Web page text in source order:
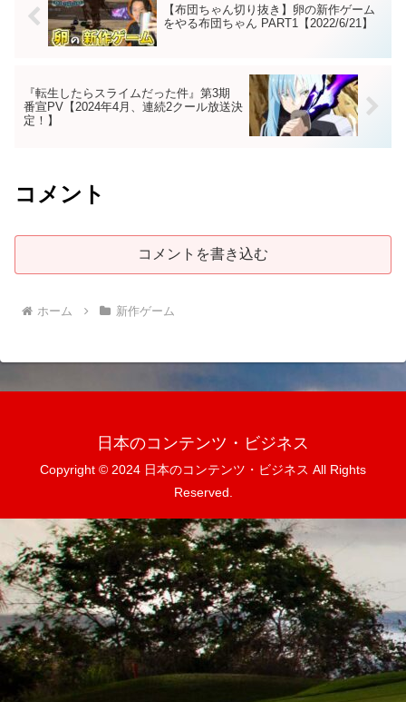
【布団ちゃん切り抜き】卵の新作ゲーム
をやる布団ちゃん PART1【2022/6/21】
『転生したらスライムだった件』第3期
番宣PV【2024年4月、連続2クール放送決
定！】
コメント
コメントを書き込む
ホーム 新作ゲーム
日本のコンテンツ・ビジネス
Copyright © 2024 日本のコンテンツ・ビジネス All Rights
Reserved.